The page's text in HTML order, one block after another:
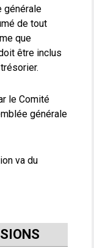
générale
de tout
que
être inclus
le Comité
générale
va du